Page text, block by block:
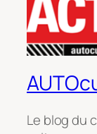
Le blog du